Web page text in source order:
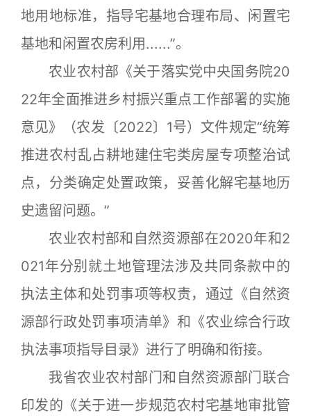
地用地标准，指导宅基地合理布局、闲置宅
基地和闲置农房利用......”。
农业农村部《关于落实党中央国务院20
22年全面推进乡村振兴重点工作部署的实施
意见》（农发〔2022〕1号）文件规定“统筹
推进农村乱占耕地建住宅类房屋专项整治试
点，分类确定处置政策，妥善化解宅基地历
史遗留问题。”
农业农村部和自然资源部在2020年和2
021年分别就土地管理法涉及共同条款中的
执法主体和处罚事项等权责，通过《自然资
源部行政处罚事项清单》和《农业综合行政
执法事项指导目录》进行了明确和衔接。
我省农业农村部门和自然资源部门联合
印发的《关于进一步规范农村宅基地审批管